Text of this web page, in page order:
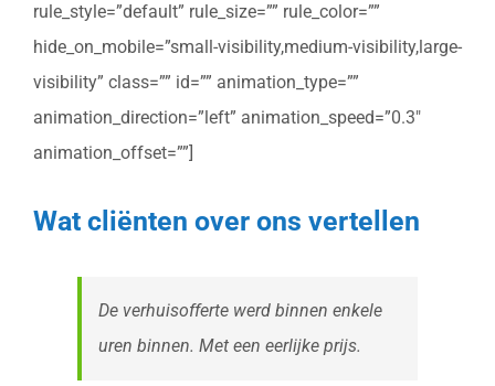
rule_style=”default” rule_size=”” rule_color=””
hide_on_mobile=”small-visibility,medium-visibility,large-
visibility” class=”” id=”” animation_type=””
animation_direction=”left” animation_speed=”0.3″
animation_offset=””]
Wat cliënten over ons vertellen
De verhuisofferte werd binnen enkele
uren binnen. Met een eerlijke prijs.